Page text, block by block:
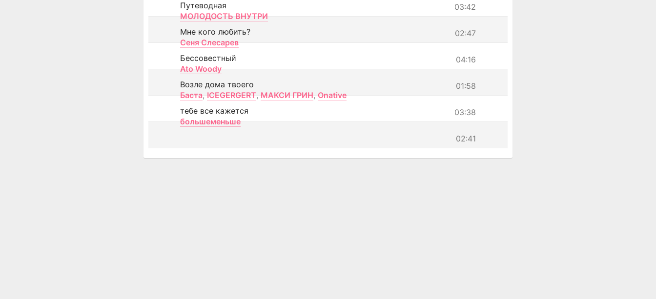
03:42
Путеводная
МОЛОДОСТЬ ВНУТРИ
02:47
Мне кого любить?
Сеня Слесарев
04:16
Бессовестный
Ato Woody
01:58
Возле дома твоего
Баста, ICEGERGERT, МАКСИ ГРИН, Onative
03:38
тебе все кажется
большеменьше
02:41